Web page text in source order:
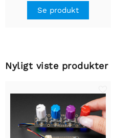
Se produkt
Nyligt viste produkter